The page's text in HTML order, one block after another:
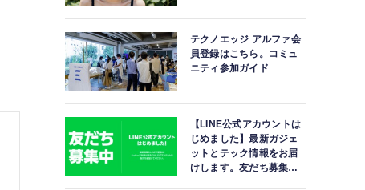
テクノエッジ アルファ会
員登録はこちら。コミュ
ニティ参加ガイド
【LINE公式アカウントは
じめました】最新ガジェ
ットとテック情報をお届
けします。友だち募集